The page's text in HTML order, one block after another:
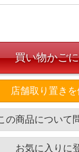
替／刺繍／裏毛
肩幅
買い物かご
店舗取り置き
の商品について
お気に入りに